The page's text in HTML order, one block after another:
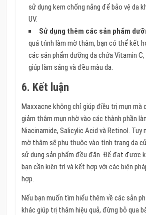
sử dụng kem chống nắng để bảo vệ da
UV.
Sử dụng thêm các sản phẩm
quá trình làm mờ thâm, bạn có thể kết
các sản phẩm dưỡng da chứa Vitamin
giúp làm sáng và đều màu da.
6. Kết luận
Maxxacne không chỉ giúp điều trị mụn mà
giảm thâm mụn nhờ vào các thành phần
Niacinamide, Salicylic Acid và Retinol. Tuy
mờ thâm sẽ phụ thuộc vào tình trạng da
sử dụng sản phẩm đều đặn. Để đạt được
bạn cần kiên trì và kết hợp với các biện
hợp.
Nếu bạn muốn tìm hiểu thêm về các sản
khác giúp trị thâm hiệu quả, đừng bỏ qua